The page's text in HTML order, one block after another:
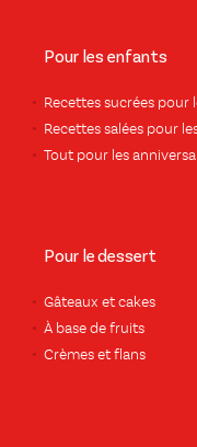
Pour les enfants
Recettes sucrées pour
Recettes salées pour
Tout pour les
Pour le dessert
Gâteaux et cakes
À base de fruits
Crèmes et flans